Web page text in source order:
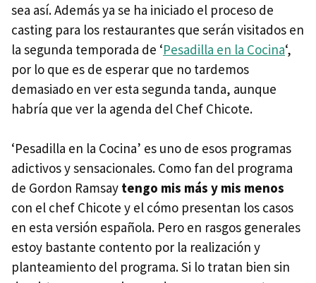
sea así. Además ya se ha iniciado el proceso de
casting para los restaurantes que serán visitados en
la segunda temporada de ‘Pesadilla en la Cocina‘,
por lo que es de esperar que no tardemos
demasiado en ver esta segunda tanda, aunque
habría que ver la agenda del Chef Chicote.
‘Pesadilla en la Cocina’ es uno de esos programas
adictivos y sensacionales. Como fan del programa
de Gordon Ramsay tengo mis más y mis menos
con el chef Chicote y el cómo presentan los casos
en esta versión española. Pero en rasgos generales
estoy bastante contento por la realización y
planteamiento del programa. Si lo tratan bien sin